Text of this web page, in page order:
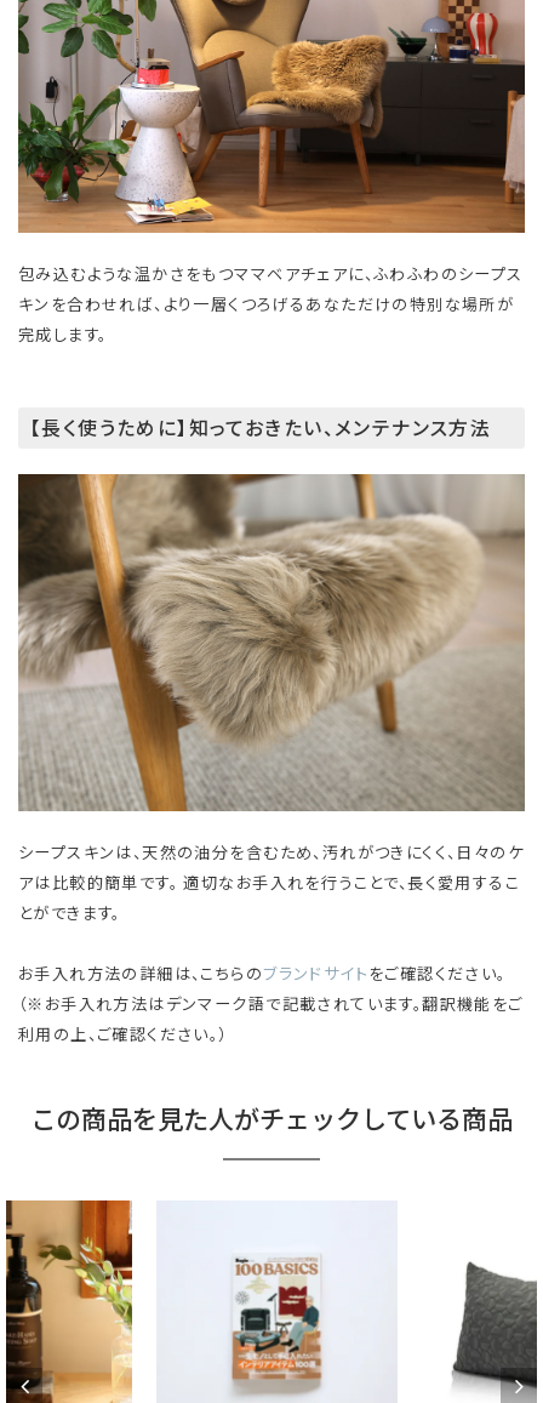
包み込むような温かさをもつママベアチェアに、ふわふわのシープス
キンを合わせれば、より一層くつろげるあなただけの特別な場所が
完成します。
【長く使うために】知っておきたい、メンテナンス方法
シープスキンは、天然の油分を含むため、汚れがつきにくく、日々のケ
アは比較的簡単です。 適切なお手入れを行うことで、長く愛用するこ
とができます。
お手入れ方法の詳細は、こちらのブランドサイトをご確認ください。
（※お手入れ方法はデンマーク語で記載されています。翻訳機能をご
利用の上、ご確認ください。）
この商品を見た人がチェックしている商品